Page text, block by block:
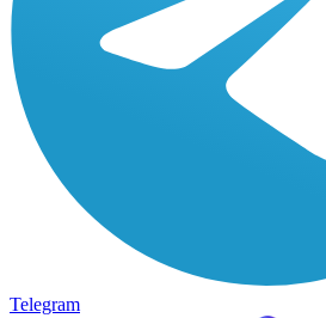
Telegram